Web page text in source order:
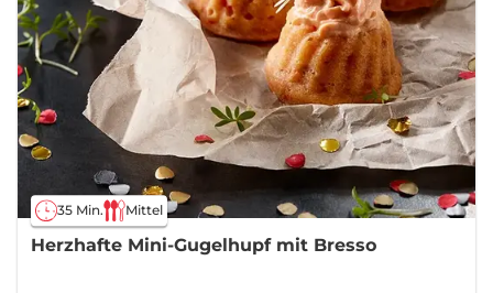
35 Min. Mittel
Herzhafte Mini-Gugelhupf mit Bresso